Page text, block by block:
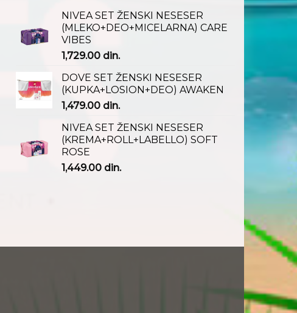
NIVEA SET ŽENSKI NESESER
(MLEKO+DEO+MICELARNA) CARE
VIBES
1,729.00 din.
DOVE SET ŽENSKI NESESER
(KUPKA+LOSION+DEO) AWAKEN
1,479.00 din.
NIVEA SET ŽENSKI NESESER
(KREMA+ROLL+LABELLO) SOFT
ROSE
1,449.00 din.